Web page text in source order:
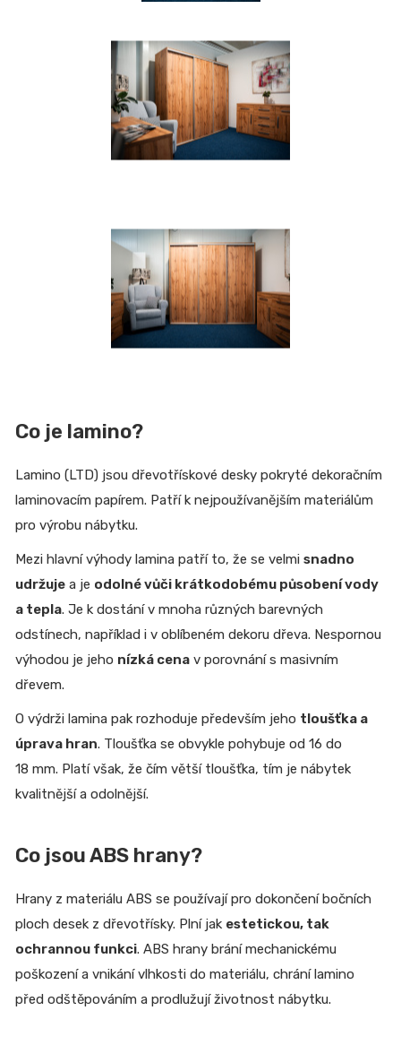
Co je lamino?
Lamino (LTD) jsou dřevotřískové desky pokryté dekoračním
laminovacím papírem. Patří k nejpoužívanějším materiálům
pro výrobu nábytku.
Mezi hlavní výhody lamina patří to, že se velmi snadno
udržuje a je odolné vůči krátkodobému působení vody
a tepla. Je k dostání v mnoha různých barevných
odstínech, například i v oblíbeném dekoru dřeva. Nespornou
výhodou je jeho nízká cena v porovnání s masivním
dřevem.
O výdrži lamina pak rozhoduje především jeho tloušťka a
úprava hran. Tloušťka se obvykle pohybuje od 16 do
18 mm. Platí však, že čím větší tloušťka, tím je nábytek
kvalitnější a odolnější.
Co jsou ABS hrany?
Hrany z materiálu ABS se používají pro dokončení bočních
ploch desek z dřevotřísky. Plní jak estetickou, tak
ochrannou funkci. ABS hrany brání mechanickému
poškození a vnikání vlhkosti do materiálu, chrání lamino
před odštěpováním a prodlužují životnost nábytku.